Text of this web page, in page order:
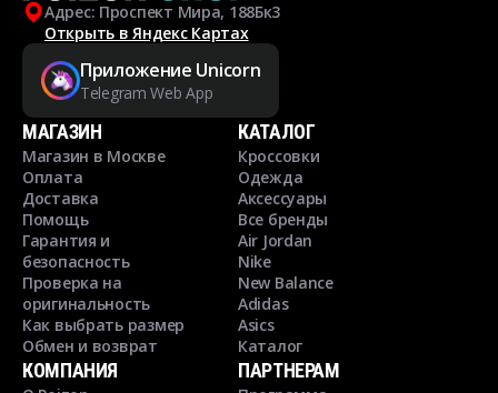
Адрес: Проспект Мира, 188Бк3
Открыть в Яндекс Картах
Приложение Unicorn
Telegram Web App
МАГАЗИН
Магазин в Москве
Оплата
Доставка
Помощь
Гарантия и
безопасность
Проверка на
оригинальность
Как выбрать размер
Обмен и возврат
КАТАЛОГ
Кроссовки
Одежда
Аксессуары
Все бренды
Air Jordan
Nike
New Balance
Adidas
Asics
Каталог
КОМПАНИЯ ПАРТНЕРАМ